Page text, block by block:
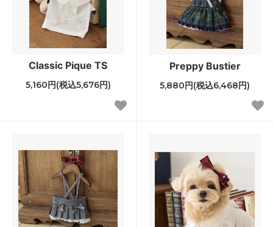
Classic Pique TS
5,160円(税込5,676円)
Preppy Bustier
5,880円(税込6,468円)